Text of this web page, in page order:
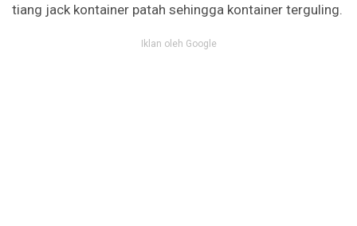
tiang jack kontainer patah sehingga kontainer terguling.
Iklan oleh Google